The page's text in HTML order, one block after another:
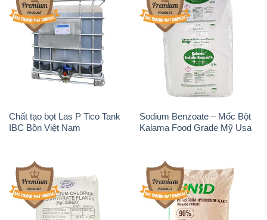
Chất tạo bọt Las P Tico Tank
IBC Bồn Việt Nam
Sodium Benzoate – Mốc Bột
Kalama Food Grade Mỹ Usa